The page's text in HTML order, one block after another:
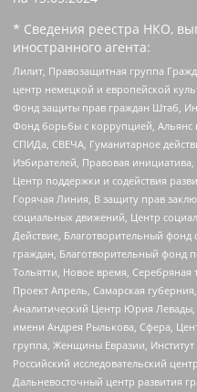
* Сведения реестра НКО,
иностранного агента:
Лилит, Правозащитная группа
центр немецкой и европейской
Фонд защиты прав граждан Штаб,
Фонд борьбы с коррупцией,
СПИДа, СВЕЧА, Гуманитарное
Избирателей, Правовая
Центр поддержки и содействия
Горячая Линия, В защиту прав
социальных движений, Центр
Действие, Благотворительный
граждан, Благотворительный
Тольятти, Новое время, Серебряная
Проект Апрель, Самарская
Аналитический Центр Юрия Левады,
имени Андрея Рылькова, Сфера,
группа, Женщины Евразии,
Российский исследовательский
Дальневосточный центр развития